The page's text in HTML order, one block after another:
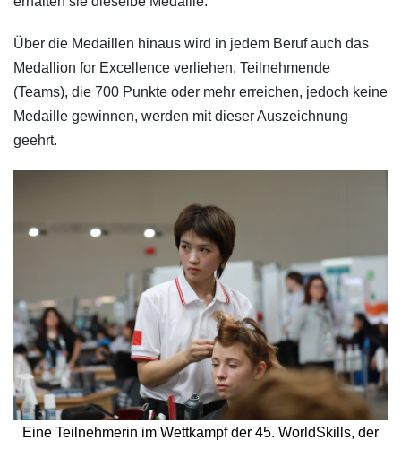
Über die Medaillen hinaus wird in jedem Beruf auch das
Medallion for Excellence verliehen. Teilnehmende
(Teams), die 700 Punkte oder mehr erreichen, jedoch keine
Medaille gewinnen, werden mit dieser Auszeichnung
geehrt.
Eine Teilnehmerin im Wettkampf der 45. WorldSkills, der